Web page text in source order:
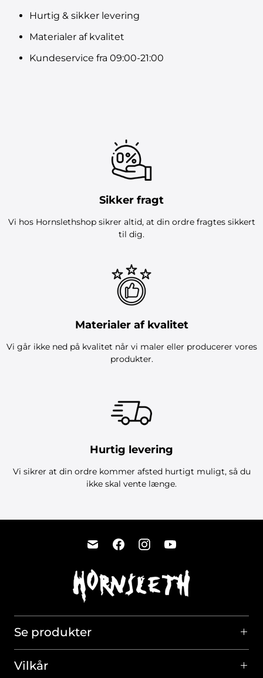
Hurtig & sikker levering
Materialer af kvalitet
Kundeservice fra 09:00-21:00
Sikker fragt
Vi hos Hornslethshop sikrer altid, at din ordre fragtes sikkert
til dig.
Materialer af kvalitet
Vi går ikke ned på kvalitet når vi maler eller producerer vores
produkter.
Hurtig levering
Vi sikrer at din ordre kommer afsted hurtigt muligt, så du
ikke skal vente længe.
Se produkter
Vilkår